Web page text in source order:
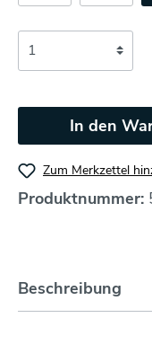
In den
Zum Merkzettel
Produktnummer:
Beschreibung